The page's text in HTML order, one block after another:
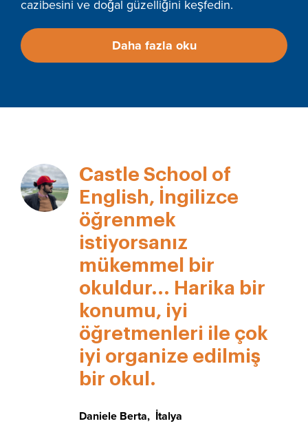
cazibesini ve doğal güzelliğini keşfedin.
Daha fazla oku
Castle School of
English, İngilizce
öğrenmek
istiyorsanız
mükemmel bir
okuldur... Harika bir
konumu, iyi
öğretmenleri ile çok
iyi organize edilmiş
bir okul.
Daniele Berta, İtalya